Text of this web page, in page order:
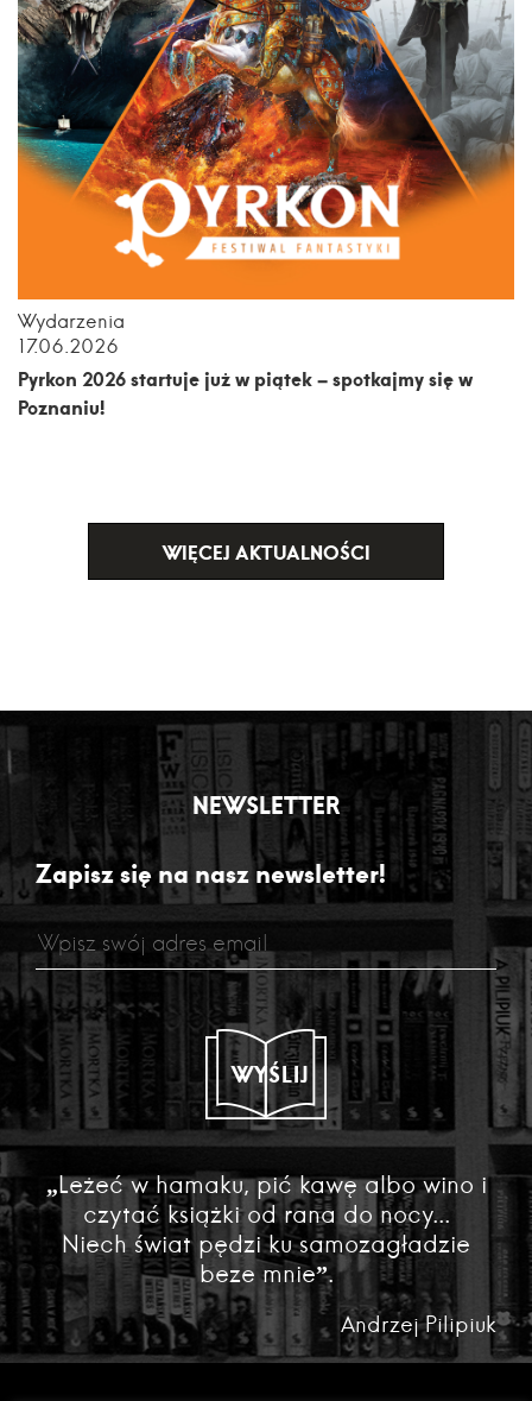
Wydarzenia
17.06.2026
Pyrkon 2026 startuje już w piątek – spotkajmy się w
Poznaniu!
WIĘCEJ AKTUALNOŚCI
NEWSLETTER
Zapisz się na nasz newsletter!
WYŚLIJ
„Leżeć w hamaku, pić kawę albo wino i
czytać książki od rana do nocy...
Niech świat pędzi ku samozagładzie
beze mnie”.
Andrzej Pilipiuk